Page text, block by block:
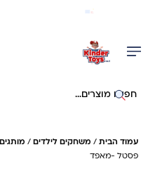
חיפוש באתר
עמוד הבית / משחקים לילדים / מותגים
פסטל -מאפד